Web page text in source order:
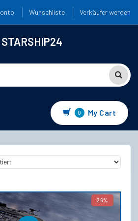
Wunschliste Verkäufer werden
STARSHIP24
0 My Cart
26%